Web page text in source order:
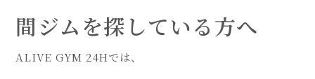
間ジムを探している方へ
ALIVE GYM 24Hでは、